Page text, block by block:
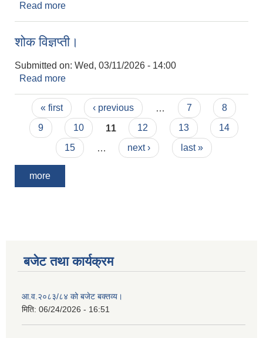
Read more
शोक विज्ञप्ती।
Submitted on: Wed, 03/11/2026 - 14:00
Read more
Pages
« first ‹ previous 7
8
9
10 11 12 13
14
15
next › last »
more
बजेट तथा कार्यक्रम
आ.व.२०८३/८४ को बजेट बक्तव्य।
मिति: 06/24/2026 - 16:51